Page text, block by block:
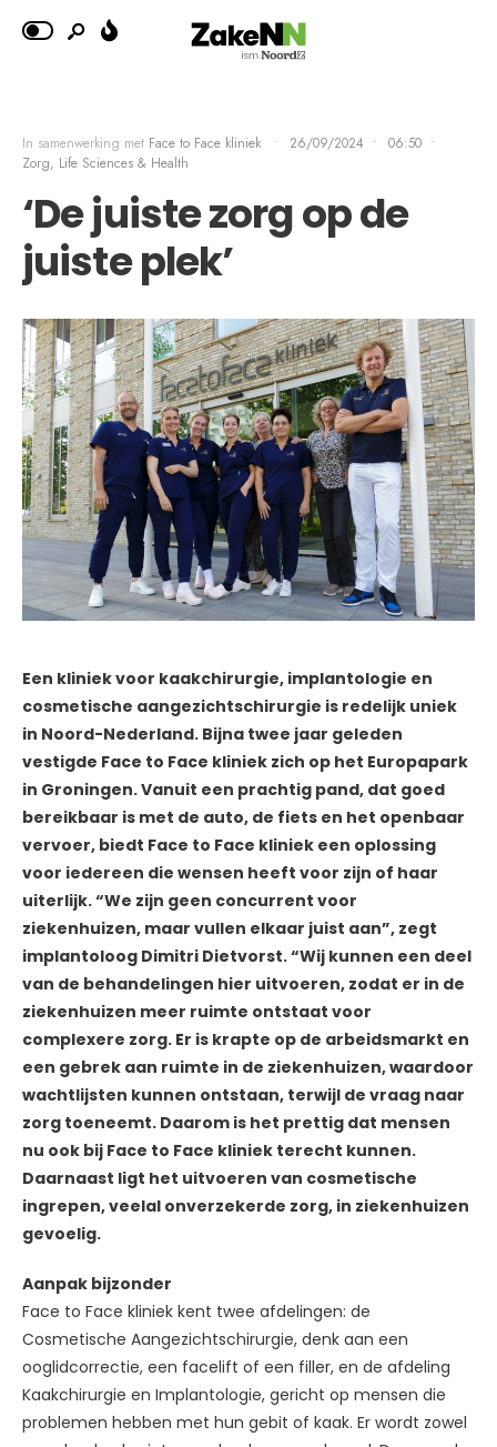
In samenwerking met Face to Face kliniek • 26/09/2024 • 06:50 •
Zorg, Life Sciences & Health
‘De juiste zorg op de
juiste plek’
Een kliniek voor kaakchirurgie, implantologie en
cosmetische aangezichtschirurgie is redelijk uniek
in Noord-Nederland. Bijna twee jaar geleden
vestigde Face to Face kliniek zich op het Europapark
in Groningen. Vanuit een prachtig pand, dat goed
bereikbaar is met de auto, de fiets en het openbaar
vervoer, biedt Face to Face kliniek een oplossing
voor iedereen die wensen heeft voor zijn of haar
uiterlijk. “We zijn geen concurrent voor
ziekenhuizen, maar vullen elkaar juist aan”, zegt
implantoloog Dimitri Dietvorst. “Wij kunnen een deel
van de behandelingen hier uitvoeren, zodat er in de
ziekenhuizen meer ruimte ontstaat voor
complexere zorg. Er is krapte op de arbeidsmarkt en
een gebrek aan ruimte in de ziekenhuizen, waardoor
wachtlijsten kunnen ontstaan, terwijl de vraag naar
zorg toeneemt. Daarom is het prettig dat mensen
nu ook bij Face to Face kliniek terecht kunnen.
Daarnaast ligt het uitvoeren van cosmetische
ingrepen, veelal onverzekerde zorg, in ziekenhuizen
gevoelig.
Aanpak bijzonder
Face to Face kliniek kent twee afdelingen: de
Cosmetische Aangezichtschirurgie, denk aan een
ooglidcorrectie, een facelift of een filler, en de afdeling
Kaakchirurgie en Implantologie, gericht op mensen die
problemen hebben met hun gebit of kaak. Er wordt zowel